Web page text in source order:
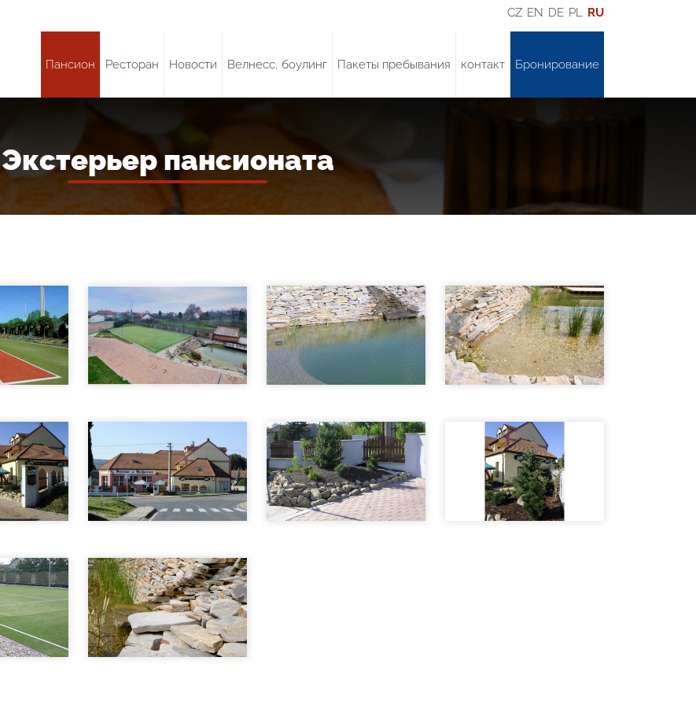
Пансион Ресторан Новости Велнесс, боулинг Пакеты пребывания контакт Бронирование
CZ EN DE PL RU
Экстерьер пансионата